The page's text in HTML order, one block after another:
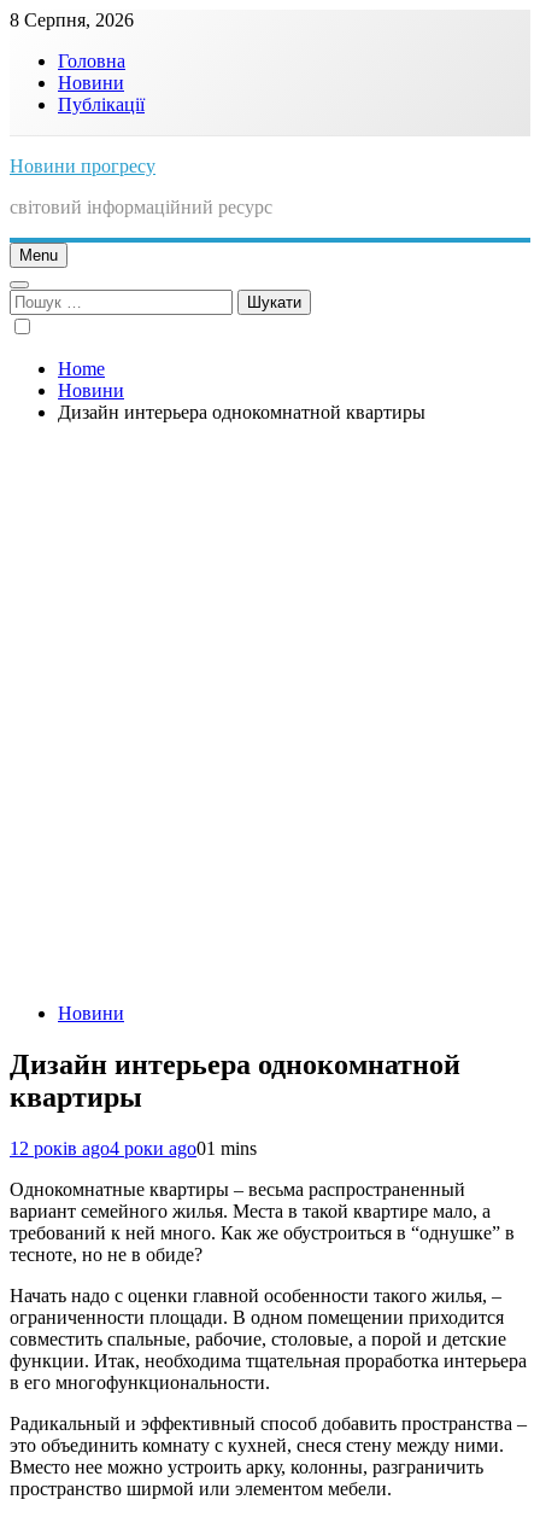
Skip
content
8 Серпня, 2026
Головна
Новини
Публікації
Новини прогресу
світовий інформаційний ресурс
Menu
Пошук:
Home
Новини
Дизайн интерьера однокомнатной квартиры
Новини
Дизайн интерьера однокомнатной
квартиры
12 років ago4 роки ago01 mins
Однокомнатные квартиры – весьма распространенный
вариант семейного жилья. Места в такой квартире мало, а
требований к ней много. Как же обустроиться в “однушке” в
тесноте, но не в обиде?
Начать надо с оценки главной особенности такого жилья, –
ограниченности площади. В одном помещении приходится
совместить спальные, рабочие, столовые, а порой и детские
функции. Итак, необходима тщательная проработка интерьера
в его многофункциональности.
Радикальный и эффективный способ добавить пространства –
это объединить комнату с кухней, снеся стену между ними.
Вместо нее можно устроить арку, колонны, разграничить
пространство ширмой или элементом мебели.